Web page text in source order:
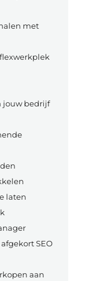
met
jouw bedrijf
laten
SEO
aan